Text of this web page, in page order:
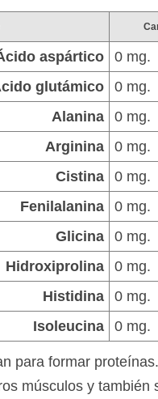
aspártico 0 mg.
glutámico
0 mg.
Alanina
0 mg.
Arginina
0 mg.
Cistina
0 mg.
Fenilalanina
0 mg.
Glicina
0 mg.
Hidroxiprolina
0 mg.
Histidina
0 mg.
Isoleucina
0 mg.
para formar
músculos y